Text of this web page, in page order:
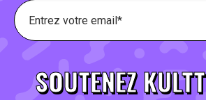
SOUTENEZ KULTT